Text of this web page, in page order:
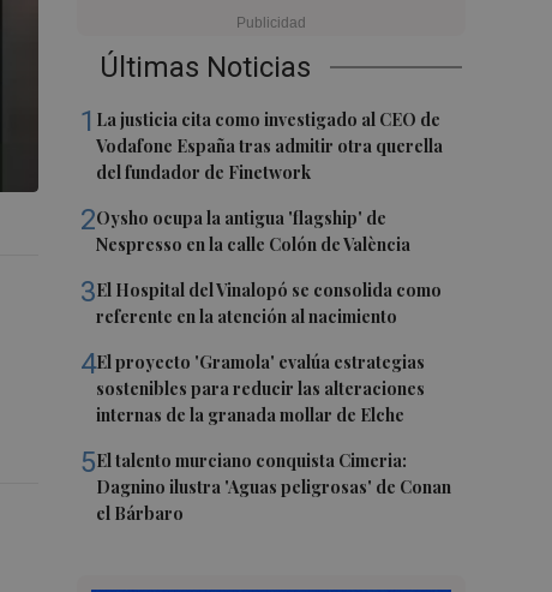
Últimas Noticias
1 La justicia cita como investigado al CEO de
Vodafone España tras admitir otra querella
del fundador de Finetwork
2Oysho ocupa la antigua 'flagship' de
Nespresso en la calle Colón de València
3El Hospital del Vinalopó se consolida como
referente en la atención al nacimiento
4El proyecto 'Gramola' evalúa estrategias
sostenibles para reducir las alteraciones
internas de la granada mollar de Elche
5El talento murciano conquista Cimeria:
Dagnino ilustra 'Aguas peligrosas' de Conan
el Bárbaro